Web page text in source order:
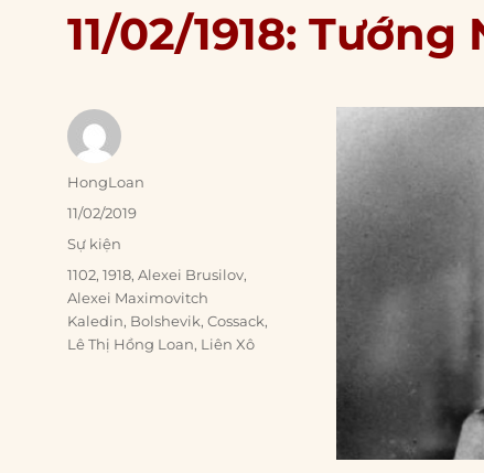
11/02/1918:
Author
HongLoan
Posted
11/02/2019
Categories
Sự kiện
Tags
1102,1918,Alexei Brusilov,
Alexei Maximovitch
Kaledin, Bolshevik,Cossack,
Lê Thị Hồng Loan, Liên Xô